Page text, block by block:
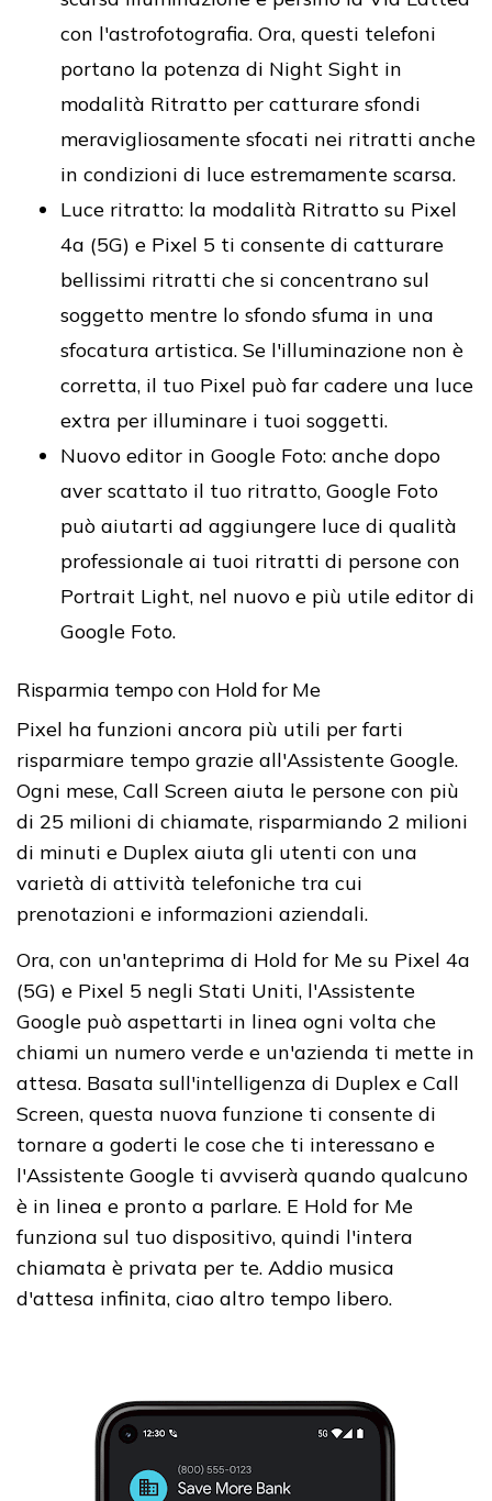
con l'astrofotografia. Ora, questi telefoni
portano la potenza di Night Sight in
modalità Ritratto per catturare sfondi
meravigliosamente sfocati nei ritratti anche
in condizioni di luce estremamente scarsa.
Luce ritratto: la modalità Ritratto su Pixel
4a (5G) e Pixel 5 ti consente di catturare
bellissimi ritratti che si concentrano sul
soggetto mentre lo sfondo sfuma in una
sfocatura artistica. Se l'illuminazione non è
corretta, il tuo Pixel può far cadere una luce
extra per illuminare i tuoi soggetti.
Nuovo editor in Google Foto: anche dopo
aver scattato il tuo ritratto, Google Foto
può aiutarti ad aggiungere luce di qualità
professionale ai tuoi ritratti di persone con
Portrait Light, nel nuovo e più utile editor di
Google Foto.
Risparmia tempo con Hold for Me
Pixel ha funzioni ancora più utili per farti
risparmiare tempo grazie all'Assistente Google.
Ogni mese, Call Screen aiuta le persone con più
di 25 milioni di chiamate, risparmiando 2 milioni
di minuti e Duplex aiuta gli utenti con una
varietà di attività telefoniche tra cui
prenotazioni e informazioni aziendali.
Ora, con un'anteprima di Hold for Me su Pixel 4a
(5G) e Pixel 5 negli Stati Uniti, l'Assistente
Google può aspettarti in linea ogni volta che
chiami un numero verde e un'azienda ti mette in
attesa. Basata sull'intelligenza di Duplex e Call
Screen, questa nuova funzione ti consente di
tornare a goderti le cose che ti interessano e
l'Assistente Google ti avviserà quando qualcuno
è in linea e pronto a parlare. E Hold for Me
funziona sul tuo dispositivo, quindi l'intera
chiamata è privata per te. Addio musica
d'attesa infinita, ciao altro tempo libero.